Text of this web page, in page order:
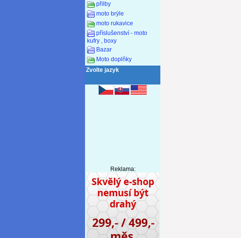
přilby
moto brýle
moto rukavice
příslušenství - moto
kufry , boxy
Bazar
Moto doplňky
Zvolte jazyk
Reklama: